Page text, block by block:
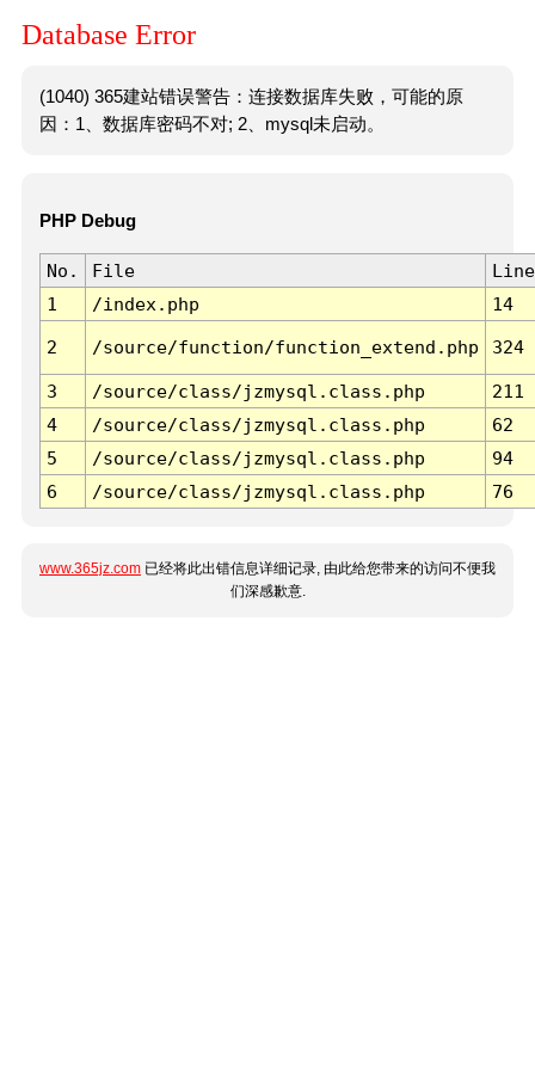
Database Error
(1040) 365建站错误警告：连接数据库失败，可能的原
因：1、数据库密码不对; 2、mysql未启动。
PHP Debug
No. File
Line
1
/index.php 14
2 /source/function/function_extend.php 324
3 /source/class/jzmysql.class.php
211
4
/source/class/jzmysql.class.php
62
5
/source/class/jzmysql.class.php
94
6
/source/class/jzmysql.class.php 76
www.365jz.com 已经将此出错信息详细记录, 由此给您带来的访问不便我
们深感歉意.